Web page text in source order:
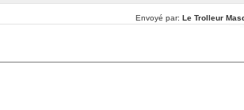
Envoyé par: Le Trolleur